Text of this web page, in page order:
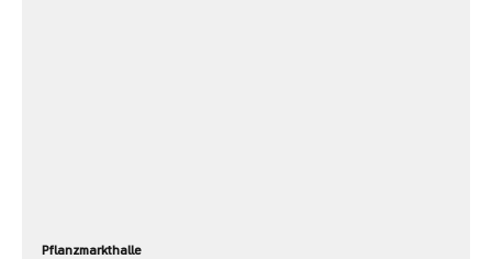
Pflanzmarkthalle